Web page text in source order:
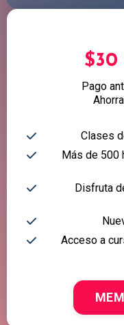
$30
Pago
Clases
Más de 500
Disfruta
Acceso a